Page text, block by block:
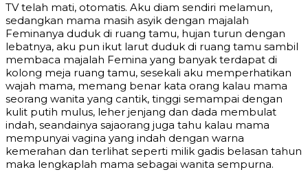
TV telah mati, otomatis. Aku diam sendiri melamun,
sedangkan mama masih asyik dengan majalah
Feminanya duduk di ruang tamu, hujan turun dengan
lebatnya, aku pun ikut larut duduk di ruang tamu sambil
membaca majalah Femina yang banyak terdapat di
kolong meja ruang tamu, sesekali aku memperhatikan
wajah mama, memang benar kata orang kalau mama
seorang wanita yang cantik, tinggi semampai dengan
kulit putih mulus, leher jenjang dan dada membulat
indah, seandainya sajaorang juga tahu kalau mama
mempunyai vagina yang indah dengan warna
kemerahan dan terlihat seperti milik gadis belasan tahun
maka lengkaplah mama sebagai wanita sempurna.